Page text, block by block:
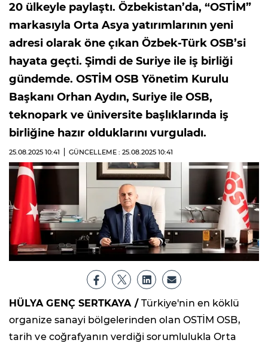
20 ülkeyle paylaştı. Özbekistan’da, “OSTİM”
markasıyla Orta Asya yatırımlarının yeni
adresi olarak öne çıkan Özbek-Türk OSB’si
hayata geçti. Şimdi de Suriye ile iş birliği
gündemde. OSTİM OSB Yönetim Kurulu
Başkanı Orhan Aydın, Suriye ile OSB,
teknopark ve üniversite başlıklarında iş
birliğine hazır olduklarını vurguladı.
25.08.2025 10:41 GÜNCELLEME : 25.08.2025 10:41
HÜLYA GENÇ SERTKAYA / Türkiye'nin en köklü
organize sanayi bölgelerinden olan OSTİM OSB,
tarih ve coğrafyanın verdiği sorumlulukla Orta